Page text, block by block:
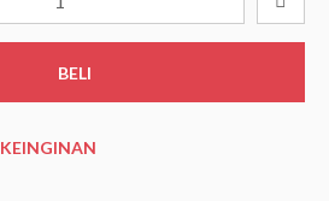
BELI